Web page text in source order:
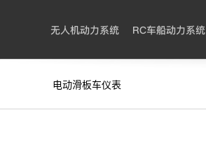
无人机动力系统 RC车船动力系统
电动滑板车仪表